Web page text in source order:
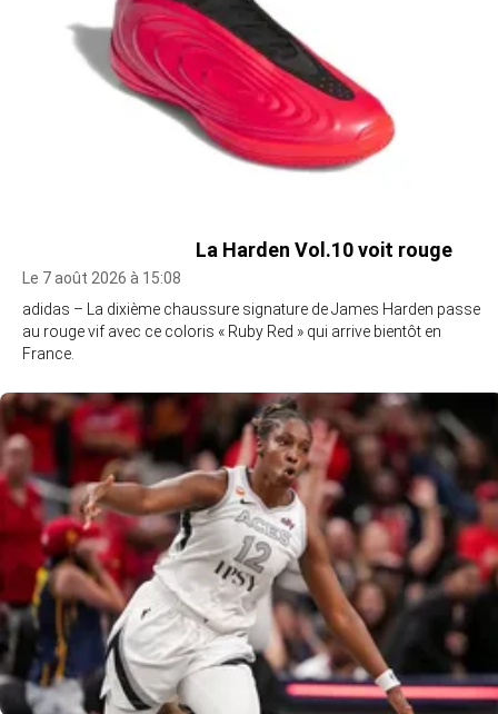
La Harden Vol.10 voit rouge
Le 7 août 2026 à 15:08
adidas – La dixième chaussure signature de James Harden passe
au rouge vif avec ce coloris « Ruby Red » qui arrive bientôt en
France.